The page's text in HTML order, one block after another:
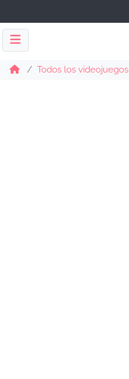
Todos los videojuegos